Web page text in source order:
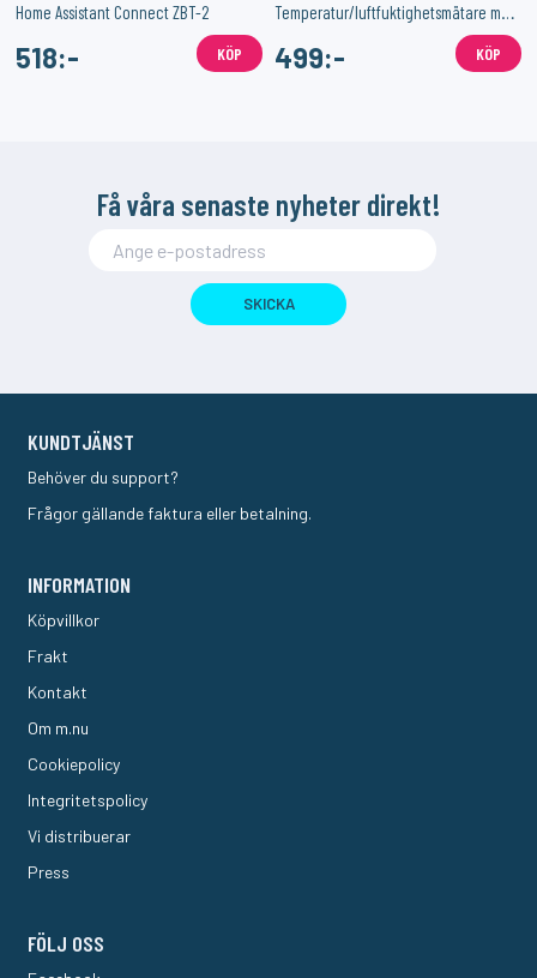
Home Assistant Connect ZBT-2
518:- KÖP
Temperatur/luftfuktighetsmätare med Zigbee 3-Pack
499:- KÖP
Få våra senaste nyheter direkt!
SKICKA
KUNDTJÄNST
Behöver du support?
Frågor gällande faktura eller betalning.
INFORMATION
Köpvillkor
Frakt
Kontakt
Om m.nu
Cookiepolicy
Integritetspolicy
Vi distribuerar
Press
FÖLJ OSS